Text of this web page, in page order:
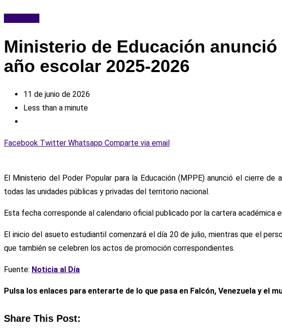
Ministerio de Educación
año escolar 2025-2026
11 de junio de 2026
Less than a minute
Facebook Twitter Whatsapp Comparte via email
El Ministerio del Poder Popular para la Educación (MPPE) anunció el cierre
todas las unidades públicas y privadas del territorio nacional.
Esta fecha corresponde al calendario oficial publicado por la cartera académica
El inicio del asueto estudiantil comenzará el día 20 de julio, mientras que el
que también se celebren los actos de promoción correspondientes.
Fuente: Noticia al Día
Pulsa los enlaces para enterarte de lo que pasa en Falcón, Venezuela y el
Share This Post: